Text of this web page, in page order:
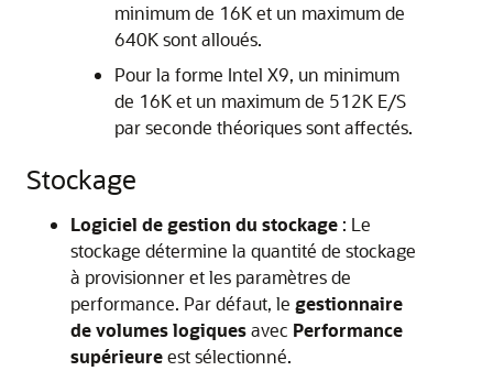
minimum de 16K et un maximum de
640K sont alloués.
Pour la forme Intel X9, un minimum
de 16K et un maximum de 512K E/S
par seconde théoriques sont affectés.
Stockage
Logiciel de gestion du stockage : Le
stockage détermine la quantité de stockage
à provisionner et les paramètres de
performance. Par défaut, le gestionnaire
de volumes logiquesavec Performance
supérieureest sélectionné.